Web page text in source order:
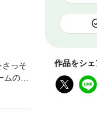
作品をシェ
っそ
の死
オラ
ーム